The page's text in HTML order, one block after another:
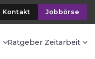
Kontakt Jobbörse
Ratgeber Zeitarbeit